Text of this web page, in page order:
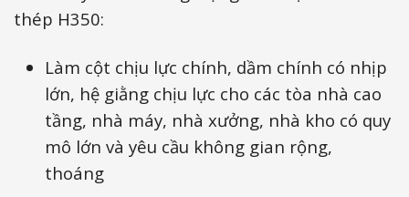
thép H350:
Làm cột chịu lực chính, dầm chính có nhịp
lớn, hệ giằng chịu lực cho các tòa nhà cao
tầng, nhà máy, nhà xưởng, nhà kho có quy
mô lớn và yêu cầu không gian rộng,
thoáng